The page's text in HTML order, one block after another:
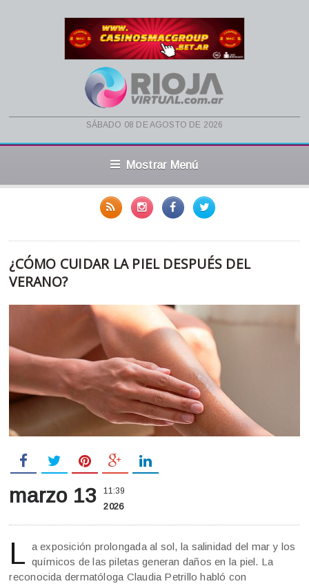
sábado 08 de agosto de 2026
Mostrar Menú
¿CÓMO CUIDAR LA PIEL DESPUÉS DEL
VERANO?
marzo 13 11:39
2026
L a exposición prolongada al sol, la salinidad del mar y los
químicos de las piletas generan daños en la piel. La
reconocida dermatóloga Claudia Petrillo habló con